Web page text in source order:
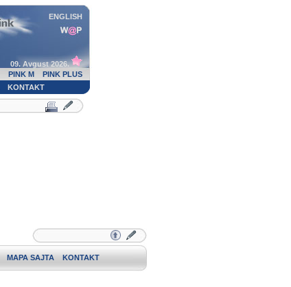
ENGLISH
09. Avgust 2026.
PINK M
PINK PLUS
KONTAKT
MAPA SAJTA KONTAKT